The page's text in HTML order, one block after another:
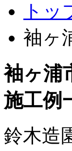
トッ
袖ヶ
袖ヶ浦
施工例
鈴木造